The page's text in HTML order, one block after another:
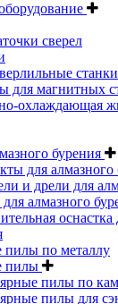
сверел
станки
для магнитных
охлаждающая
бурения
для алмазного
и дрели для
алмазного
оснастка
пилы по металлу
пилы
пилы по
пилы для